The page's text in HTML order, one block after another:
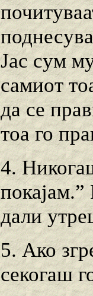
Јас сум
самиот
да се
тоа го
4.
дали
5. Ако
секогаш